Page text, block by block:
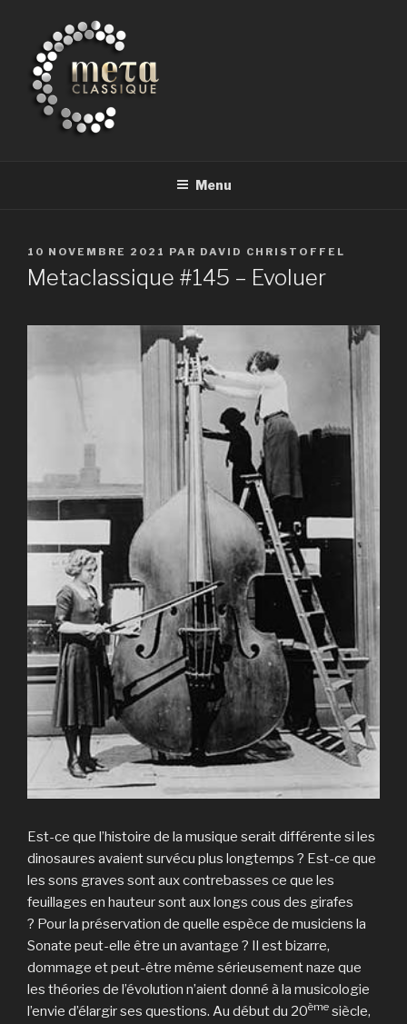
contenu
principal
Menu
PUBLIÉ
LE
10 NOVEMBRE 2021 PAR DAVID CHRISTOFFEL
Metaclassique #145 – Evoluer
Est-ce que l’histoire de la musique serait différente si les
dinosaures avaient survécu plus longtemps ? Est-ce que
les sons graves sont aux contrebasses ce que les
feuillages en hauteur sont aux longs cous des girafes
? Pour la préservation de quelle espèce de musiciens la
Sonate peut-elle être un avantage ? Il est bizarre,
dommage et peut-être même sérieusement naze que
les théories de l’évolution n’aient donné à la musicologie
l’envie d’élargir ses questions. Au début du 20ème siècle,